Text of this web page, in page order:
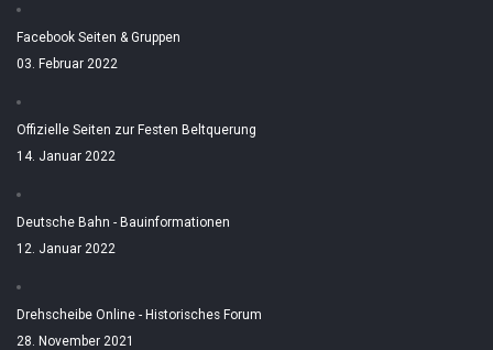
Facebook Seiten & Gruppen
03. Februar 2022
Offizielle Seiten zur Festen Beltquerung
14. Januar 2022
Deutsche Bahn - Bauinformationen
12. Januar 2022
Drehscheibe Online - Historisches Forum
28. November 2021